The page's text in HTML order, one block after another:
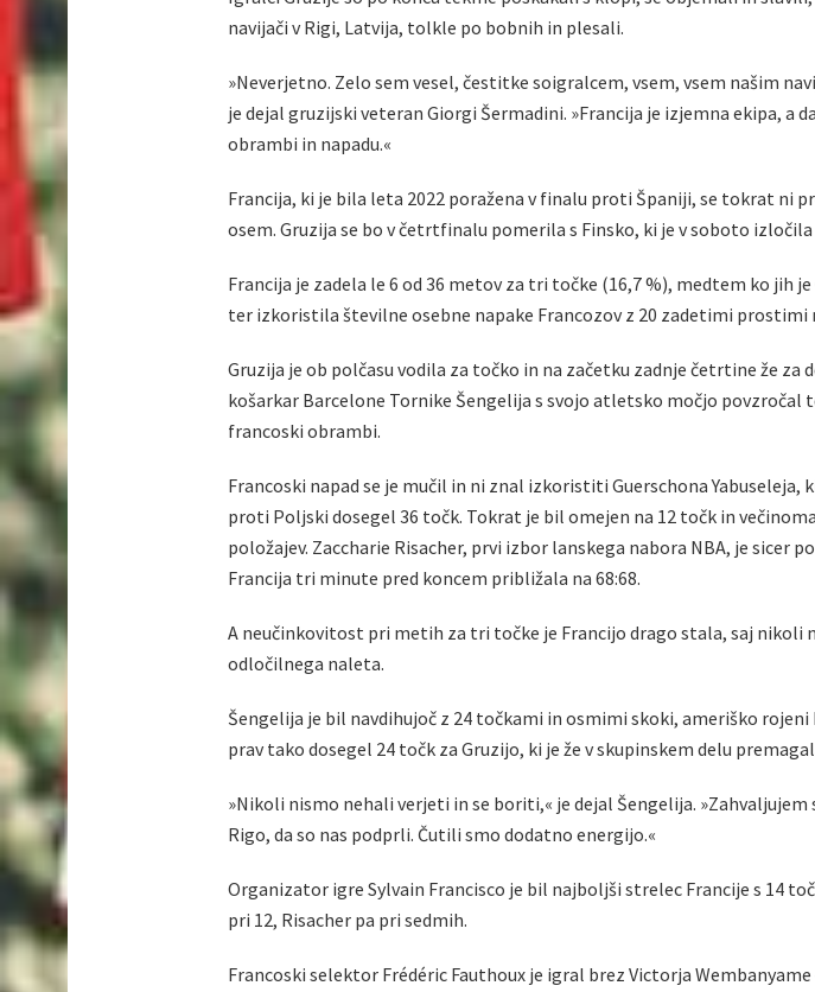
navijači v Rigi, Latvija, tolkle po bobnih in plesali.
»Neverjetno. Zelo sem vesel, čestitke soigralcem, vsem, vsem našim
je dejal gruzijski veteran Giorgi Šermadini. »Francija je izjemna ekipa, a
obrambi in napadu.«
Francija, ki je bila leta 2022 poražena v finalu proti Španiji, se tokrat ni
osem. Gruzija se bo v četrtfinalu pomerila s Finsko, ki je v soboto
Francija je zadela le 6 od 36 metov za tri točke (16,7 %), medtem ko jih je
ter izkoristila številne osebne napake Francozov z 20 zadetimi prostimi
Gruzija je ob polčasu vodila za točko in na začetku zadnje četrtine že za
košarkar Barcelone Tornike Šengelija s svojo atletsko močjo povzročal
francoski obrambi.
Francoski napad se je mučil in ni znal izkoristiti Guerschona Yabuseleja,
proti Poljski dosegel 36 točk. Tokrat je bil omejen na 12 točk in
položajev. Zaccharie Risacher, prvi izbor lanskega nabora NBA, je sicer
Francija tri minute pred koncem približala na 68:68.
A neučinkovitost pri metih za tri točke je Francijo drago stala, saj nikoli
odločilnega naleta.
Šengelija je bil navdihujoč z 24 točkami in osmimi skoki, ameriško rojeni
prav tako dosegel 24 točk za Gruzijo, ki je že v skupinskem delu
»Nikoli nismo nehali verjeti in se boriti,« je dejal Šengelija. »Zahvaljujem
Rigo, da so nas podprli. Čutili smo dodatno energijo.«
Organizator igre Sylvain Francisco je bil najboljši strelec Francije s 14
pri 12, Risacher pa pri sedmih.
Francoski selektor Frédéric Fauthoux je igral brez Victorja Wembanyame